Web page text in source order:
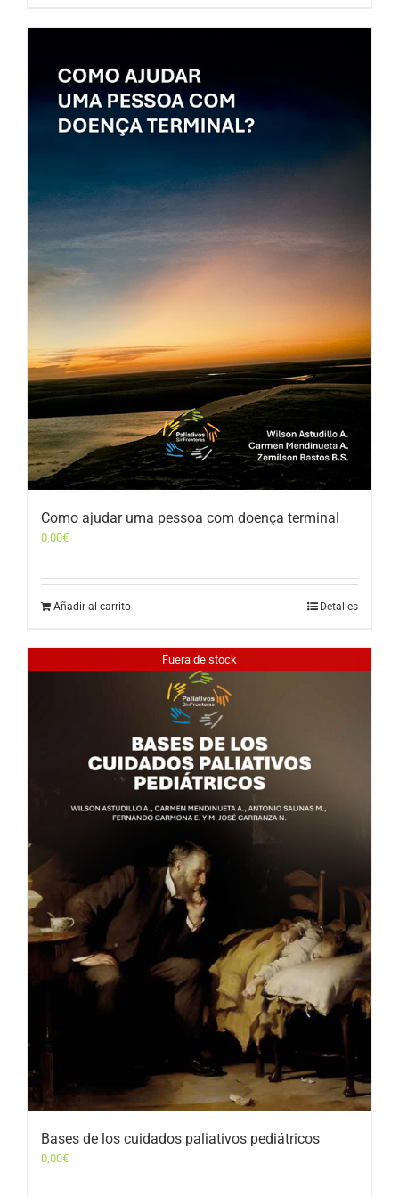
Como ajudar uma pessoa com doença terminal
0,00€
Añadir al carrito Detalles
Fuera de stock
Bases de los cuidados paliativos pediátricos
0,00€